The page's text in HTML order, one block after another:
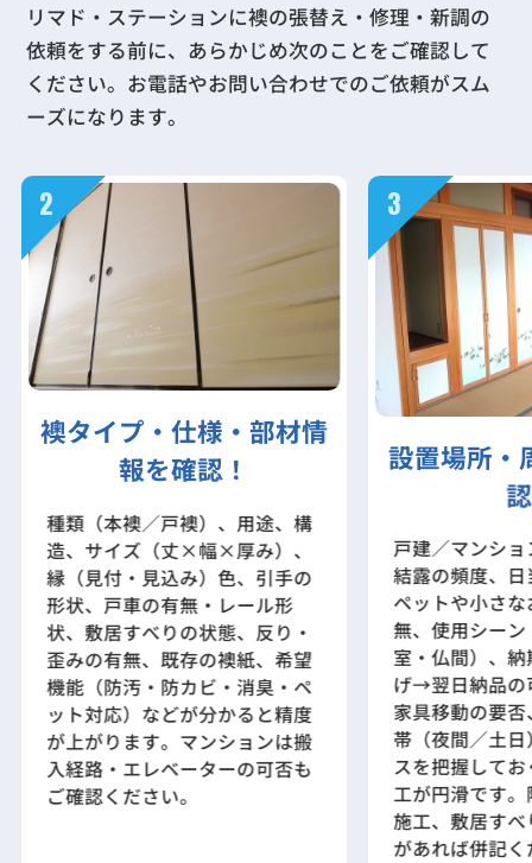
リマド・ステーションに襖の張替え・修理・新調の
依頼をする前に、あらかじめ次のことをご確認して
ください。お電話やお問い合わせでのご依頼がスム
ーズになります。
2
襖タイプ・仕様・部材情
報を確認！
種類（本襖／戸襖）、用途、構
造、サイズ（丈×幅×厚み）、
縁（見付・見込み）色、引手の
形状、戸車の有無・レール形
状、敷居すべりの状態、反り・
歪みの有無、既存の襖紙、希望
機能（防汚・防カビ・消臭・ペ
ット対応）などが分かると精度
が上がります。マンションは搬
入経路・エレベーターの可否も
ご確認ください。
3
設置場所・
戸建／マンシ
結露の頻度、
ペットや小さ
無、使用シー
室・仏間）、
げ→翌日納品の
家具移動の要
帯（夜間／土
スを把握して
工が円滑です
施工、敷居す
があれば併記